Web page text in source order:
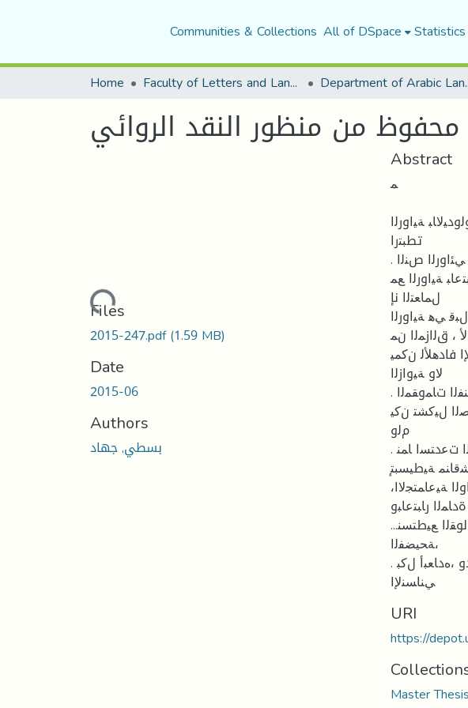
Communities & Collections All of DSpace Statistics
Home Faculty of Letters and Languages Department of
من منظور النقد الروائي
Loading...
Files
2015-247.pdf(1.59 MB)
Date
2015-06
Authors
بسطي, جهاد
Abstract
ﻤ
ﺔﯿاورﻟا
تطﺒﺘرا
. ﺔﯿﺠوﻟوﯿﺴوﺴﻟا ﺔﯿﺠرﺎﺨﻟا ﻪﺘﺎطﺎﺒﺘراو ،ﺔﯿﻠﺨادﻟا ﻪﺘﺎﻗﻼﻋ ﻲﻓ ﻲﺌاورﻟا صﻨﻟا
ﺔﯿاورﻟا ﻊﻤ
لﻤﺎﻌﺘﻟا نإ
ﻲﻫ ﺔﯿاورﻟا
، قﻟازﻤﻟا نﻤ
فادﻫﻸﻟ نﻛﻤﯿ
ﻻو ﺔﯿوازﻟا
. ﻲﺌاور لﻤﻋ يﻷ ﺔﯿﻨﻔﻟا تﺎﻤوﻘﻤﻟا
لﯿﻛﺸﺘ نﻛﯿ
مﻟو
. ةدﯿدﺠﻟا ﺔﺒﺎﺘﻛﻟا ضﺎﺨﻤ ثادﺤأ ﻩﺎﺠﺘا صﺎﺨﻟا ﻲﻋوﻟا تﻋدﺘﺴا ﺎﻤﻨ
،ﺔﯿرﺤﻟا ،ﺔﻤدﺼﻟا ،ﺔﻤﯿزﻬﻠﻟ لﺜﻤﻤﻟا ﻲﺒرﻌﻟا ﻲﺌاورﻟا صﻨﻟا ةرؤﺒ ﺔﯿﻌﻗاوﻟا ﺔﯿﻋﺎﻤﺘﺠﻻا
ةدﺎﻤﻟا رﺎﺒﺘﻋﺎﺒو
ﻊﯿطﺘﺴﻨ...
،ﺔﺤﯿﻀﻔﻟا
. تﺎﯿﺼﺨﺸﻟا ﺔﻨﺴﻟأ ﻰﻠﻋ ﺔﻠﻤﻌﺘﺴﻤﻟا ﺔﻐﻠﻟا لﻼﺨ نﻤ كﻟذو ،ﻪﺘﻻﻻدو ،ﻩدﺎﻌﺒأ لﻛﺒ
ﻲﻨﺎﺴﻨﻹا
URI
https://
Master Thesis